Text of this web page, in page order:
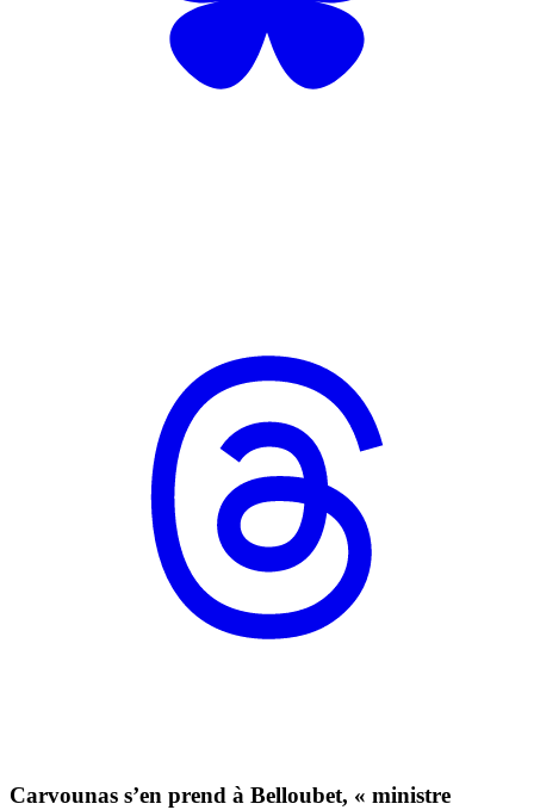
Carvounas s’en prend à Belloubet, « ministre